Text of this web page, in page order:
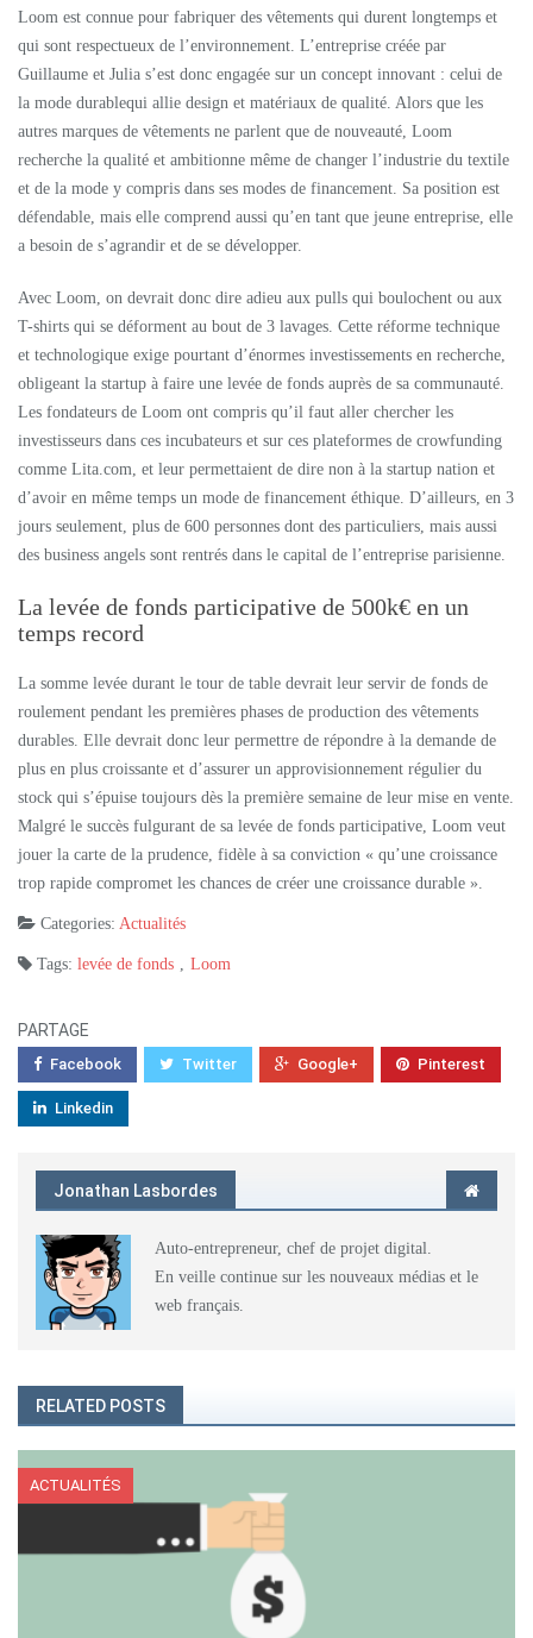
Loom est connue pour fabriquer des vêtements qui durent longtemps et
qui sont respectueux de l’environnement. L’entreprise créée par
Guillaume et Julia s’est donc engagée sur un concept innovant : celui de
la mode durablequi allie design et matériaux de qualité. Alors que les
autres marques de vêtements ne parlent que de nouveauté, Loom
recherche la qualité et ambitionne même de changer l’industrie du textile
et de la mode y compris dans ses modes de financement. Sa position est
défendable, mais elle comprend aussi qu’en tant que jeune entreprise, elle
a besoin de s’agrandir et de se développer.
Avec Loom, on devrait donc dire adieu aux pulls qui boulochent ou aux
T-shirts qui se déforment au bout de 3 lavages. Cette réforme technique
et technologique exige pourtant d’énormes investissements en recherche,
obligeant la startup à faire une levée de fonds auprès de sa communauté.
Les fondateurs de Loom ont compris qu’il faut aller chercher les
investisseurs dans ces incubateurs et sur ces plateformes de crowfunding
comme Lita.com, et leur permettaient de dire non à la startup nation et
d’avoir en même temps un mode de financement éthique. D’ailleurs, en 3
jours seulement, plus de 600 personnes dont des particuliers, mais aussi
des business angels sont rentrés dans le capital de l’entreprise parisienne.
La levée de fonds participative de 500k€ en un
temps record
La somme levée durant le tour de table devrait leur servir de fonds de
roulement pendant les premières phases de production des vêtements
durables. Elle devrait donc leur permettre de répondre à la demande de
plus en plus croissante et d’assurer un approvisionnement régulier du
stock qui s’épuise toujours dès la première semaine de leur mise en vente.
Malgré le succès fulgurant de sa levée de fonds participative, Loom veut
jouer la carte de la prudence, fidèle à sa conviction « qu’une croissance
trop rapide compromet les chances de créer une croissance durable ».
Categories: Actualités
Tags: levée de fonds , Loom
PARTAGE
Facebook Twitter Google+ Pinterest
Linkedin
Jonathan Lasbordes
Auto-entrepreneur, chef de projet digital.
En veille continue sur les nouveaux médias et le
web français.
RELATED POSTS
ACTUALITÉS